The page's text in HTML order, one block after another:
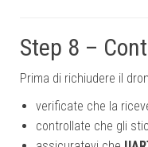
Step 8 –
Prima di richiudere il
verificate che la
controllate che gli